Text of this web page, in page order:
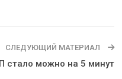
СЛЕДУЮЩИЙ МАТЕРИАЛ
стало можно на 5 минут